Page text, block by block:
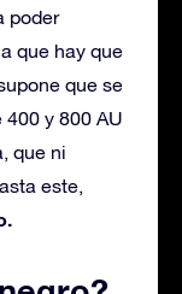
poder
que hay que
que se
y 800 AU
que ni
este,